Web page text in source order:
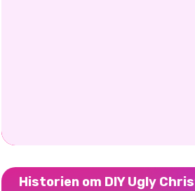
Historien om DIY Ugly